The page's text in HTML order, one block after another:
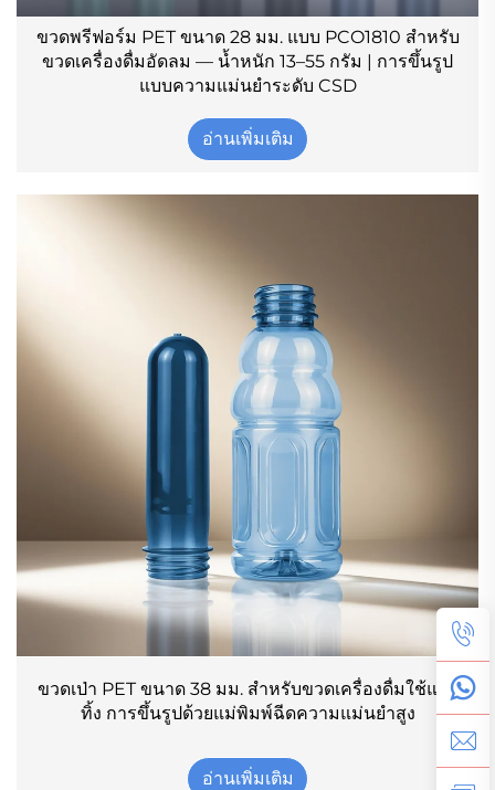
ขวดพรีฟอร์ม PET ขนาด 28 มม. แบบ PCO1810 สำหรับ
ขวดเครื่องดื่มอัดลม — น้ำหนัก 13–55 กรัม | การขึ้นรูป
แบบความแม่นยำระดับ CSD
อ่านเพิ่มเติม
ขวดเป่า PET ขนาด 38 มม. สำหรับขวดเครื่องดื่มใช้แล้ว
ทิ้ง การขึ้นรูปด้วยแม่พิมพ์ฉีดความแม่นยำสูง
อ่านเพิ่มเติม